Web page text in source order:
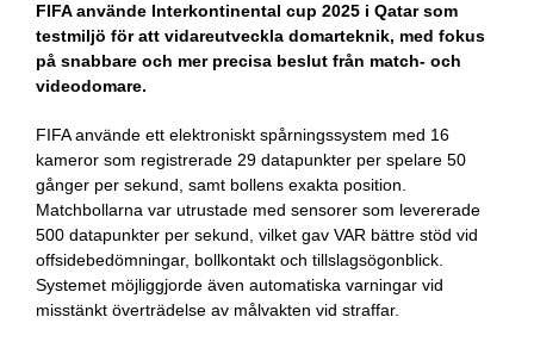
FIFA använde Interkontinental cup 2025 i Qatar som
testmiljö för att vidareutveckla domarteknik, med fokus
på snabbare och mer precisa beslut från match- och
videodomare.
FIFA använde ett elektroniskt spårningssystem med 16
kameror som registrerade 29 datapunkter per spelare 50
gånger per sekund, samt bollens exakta position.
Matchbollarna var utrustade med sensorer som levererade
500 datapunkter per sekund, vilket gav VAR bättre stöd vid
offsidebedömningar, bollkontakt och tillslagsögonblick.
Systemet möjliggjorde även automatiska varningar vid
misstänkt överträdelse av målvakten vid straffar.